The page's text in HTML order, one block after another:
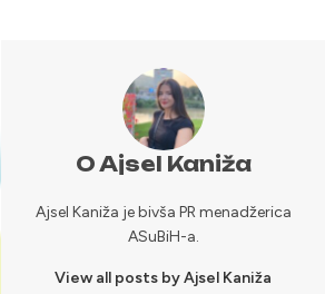
O Ajsel Kaniža
Ajsel Kaniža je bivša PR menadžerica
ASuBiH-a.
View all posts by Ajsel Kaniža